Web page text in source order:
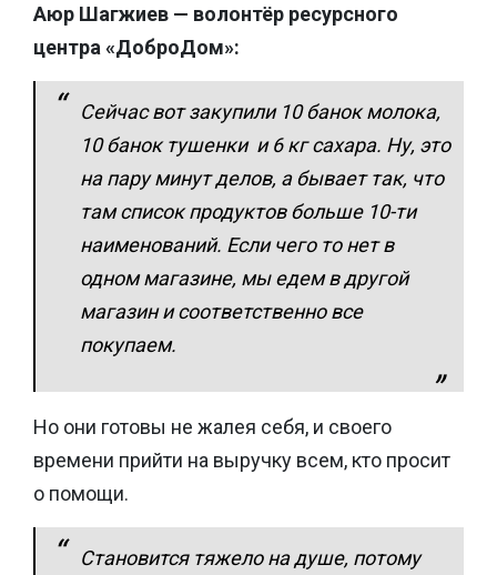
Аюр Шагжиев — волонтёр ресурсного
центра «ДоброДом»:
Сейчас вот закупили 10 банок молока,
10 банок тушенки и 6 кг сахара. Ну, это
на пару минут делов, а бывает так, что
там список продуктов больше 10-ти
наименований. Если чего то нет в
одном магазине, мы едем в другой
магазин и соответственно все
покупаем.
Но они готовы не жалея себя, и своего
времени прийти на выручку всем, кто просит
о помощи.
Становится тяжело на душе, потому